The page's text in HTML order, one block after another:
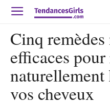
Cinq
efficaces
vos cheveux